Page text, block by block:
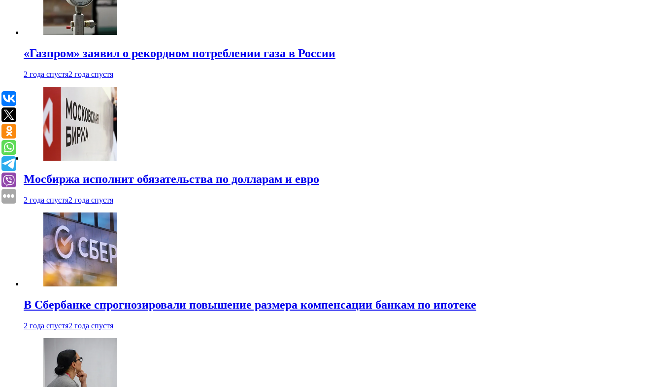
«Газпром» заявил о рекордном потреблении газа в России
2 года спустя2 года спустя
Мосбиржа исполнит обязательства по долларам и евро
2 года спустя2 года спустя
В Сбербанке спрогнозировали повышение размера компенсации банкам по ипотеке
2 года спустя2 года спустя